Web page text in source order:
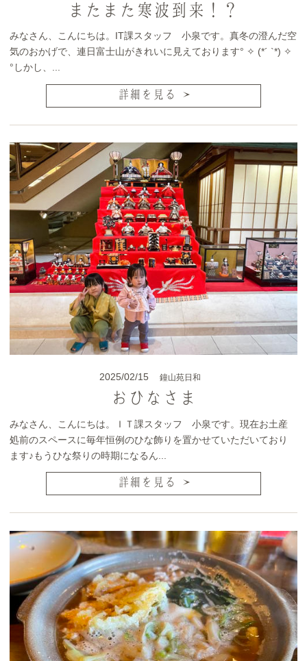
またまた寒波到来！？
みなさん、こんにちは。IT課スタッフ 小泉です。真冬の澄んだ空
気のおかげで、連日富士山がきれいに見えております° ✧ (*´ `*) ✧
°しかし、...
詳細を見る
2025/02/15 鐘山苑日和
おひなさま
みなさん、こんにちは。ＩＴ課スタッフ 小泉です。現在お土産
処前のスペースに毎年恒例のひな飾りを置かせていただいており
ます♪もうひな祭りの時期になるん...
詳細を見る